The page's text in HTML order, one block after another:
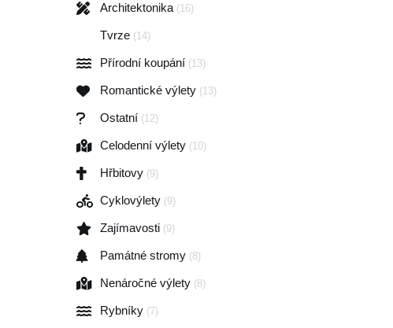
Architektonika (16)
Tvrze (14)
Přírodní koupání (13)
Romantické výlety (13)
Ostatní (12)
Celodenní výlety (10)
Hřbitovy (9)
Cyklovýlety (9)
Zajímavosti (9)
Památné stromy (8)
Nenáročné výlety (8)
Rybníky (7)